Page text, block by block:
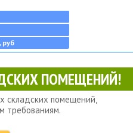
руб
ПОМЕЩЕНИЙ!
складских помещений,
требованиям.